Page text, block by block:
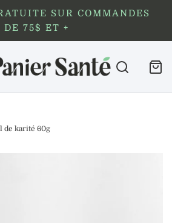
SUR COMMANDES
DE 75$ ET +
de karité 60g